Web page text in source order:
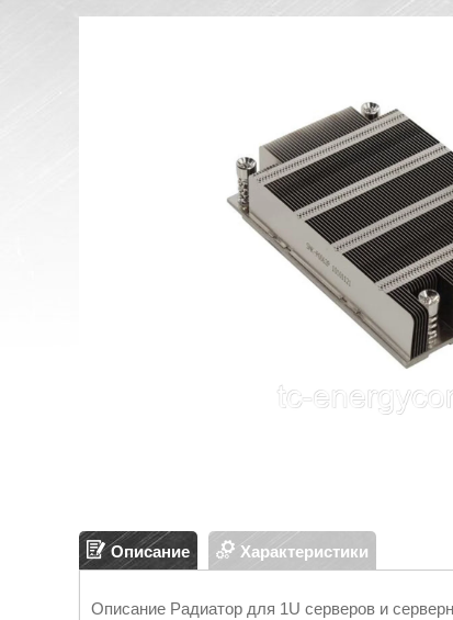
Описание Характеристики
Описание Радиатор для 1U серверов и